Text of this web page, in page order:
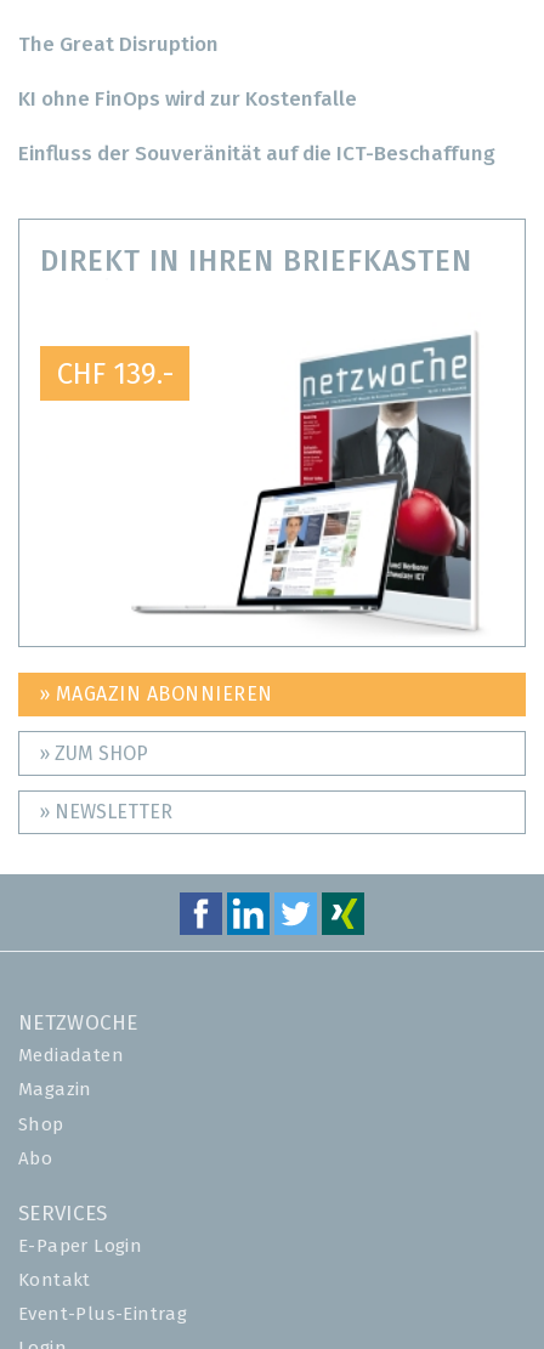
The Great Disruption
KI ohne FinOps wird zur Kostenfalle
Einfluss der Souveränität auf die ICT-Beschaffung
DIREKT IN IHREN BRIEFKASTEN
CHF 139.-
» MAGAZIN ABONNIEREN
» ZUM SHOP
» NEWSLETTER
NETZWOCHE
Mediadaten
Magazin
Shop
Abo
SERVICES
E-Paper Login
Kontakt
Event-Plus-Eintrag